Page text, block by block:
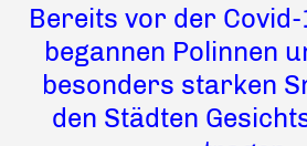
Bereits vor der
begannen Polinnen
besonders starken
den Städten